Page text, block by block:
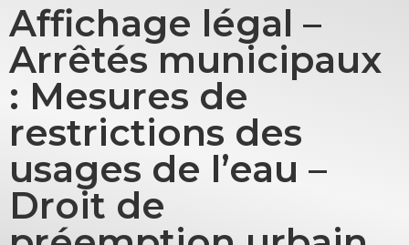
Affichage légal –
Arrêtés municipaux
: Mesures de
restrictions des
usages de l’eau –
Droit de